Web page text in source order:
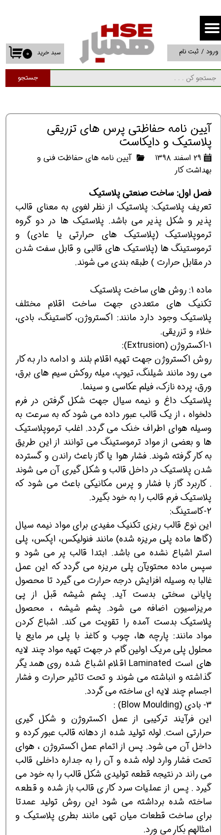
جستجو
۰ سبد خرید ورود / ثبت نام
حساب کاربری من
تغییر گذر واژه
سفارشات
آیین نامه حفاظتی پرس های تزریقی
پلاستیک و دایکاست
۲۹ اسفند ۱۳۹۸
آیین نامه های حفاظت فنی و
بهداشت کار
فصل اول: ساخت صنعتی پلاستیک
تعریف پلاستیک: پلاستیک از نظر لغوی به معنای قالب
پذیر و شکل پذیر می باشد. پلاستیک ها در دو گروه
ترموپلاستیک (پلاستیک های حرارتی یا عادی) و
ترموستینگ ها (پلاستیک های قالبی و قابل سفت شدن
در مقابل حرارت ) طبقه بندی می شوند.
ماده 1: روش های ساخت پلاستیک
تکنیک های متعددی جهت ساخت اقلام مختلف
پلاستیک وجود دارد مانند: اکستروژن، کاستینگ، بادی،
خلاء و تزریقی.
1-اکستروژن (Extrusion):
روش اکستروژن جهت تهیه اقلام بلند و ادامه دار به کار
می رود مانند شیلنگ، تیوپ، میله روکش سیم های برق،
ورق، پرده نازک، فیلم عکاسی و سینما.
پلاستیک داغ و نیمه سیال جهت شکل گرفتن در فرم
دلخواه ، از یک قالب عبور داده می شود که به سرعت به
وسیله هوای اطراف خنک می گردد. اغلب ترموپلاستیک
ها و بعضی از مواد ترموستینگ می توانند از این طریق
به کار گرفته شوند. فشار هوا یا گاز باعث راندن و گسترده
شدن پلاستیک در داخل قالب و شکل گیری آن می شوند
. کاربرد گاز با فشار و پرس مکانیکی باعث می شود که
پلاستیک فرم قالب را به خود بگیرد.
2-کاستینگ:
این نوع قالب ریزی تکنیک مفیدی برای مواد نیمه سیال
(گاها ماده پلی مریزه شده) مانند فنولیکس، اپکس، پلی
استر اشباع نشده می باشد. ابتدا قالب پر می شود و
سپس ماده محتویآن پلی مریزه می گردد که این عمل
غالبا به وسیله افزایش درجه حرارت می گیرد تا محصول
پایانی سختی بدست آید. پشم شیشه قبل از پی
مریزاسیون اضافه می شود. پشم شیشه ، محصول
پلاستیک بدست آمده را تقویت می کند. اشباع کردن
مواد مانند: پارچه ها، چوب و کاغذ با پلی مر مایع یا
محلول پلی مریک اولین گام در جهت تهیه مواد چند لایه
های است Laminated اقلام اشباع شده روی همدیگر
گذاشته و انباشته می شوند و تحت تاثیر حرارت و فشار
اجسام چند لایه ای ساخته می گردد.
3- بادی (Blow Moulding) :
این فرآیند ترکیبی از عمل اکستروژن و شکل گیری
حرارتی است. لوله تولید شده از دهانه قالب عبور کرده و
داخل آن می شود. پس از اتمام عمل اکستروژن ، هوای
تحت فشار وارد لوله شده و آن را به جداره داخلی قالب
می راند در نتیجه قطعه تولیدی شکل قالب را به خود می
گیرد . پس از عملیات سرد کاری قالب باز شده و قطعه
ساخته شده برداشته می شود این روش تولید عمدتا
برای ساخت قطعات میان تهی مانند بطری پلاستیک و
امثالهم بکار می ورد.